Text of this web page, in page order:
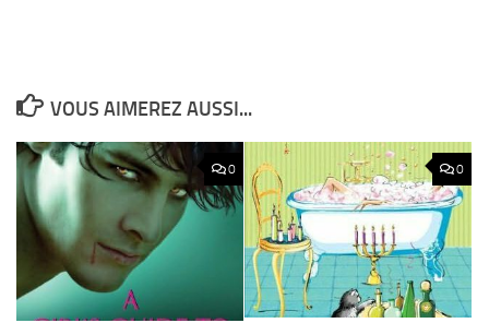
VOUS AIMEREZ AUSSI...
0 0